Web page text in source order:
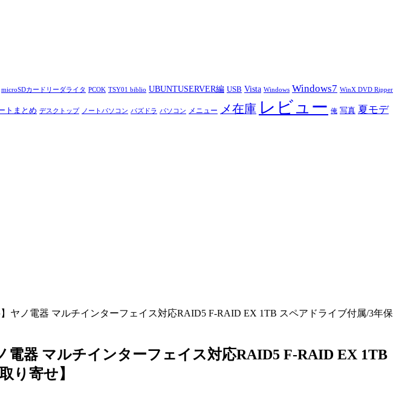
microSDカードリーダライタ PCOK TSY01 biblio UBUNTUSERVER編 USB Vista Windows Windows7 WinX DVD Ripper
トまとめ デスクトップ ノートパソコン パズドラ パソコン メニュー メ在庫 レビュー 俺 写真 夏モデ
】ヤノ電器 マルチインターフェイス対応RAID5 F-RAID EX 1TB スペアドライブ付属/3年保
電器 マルチインターフェイス対応RAID5 F-RAID EX 1TB
り寄せ】